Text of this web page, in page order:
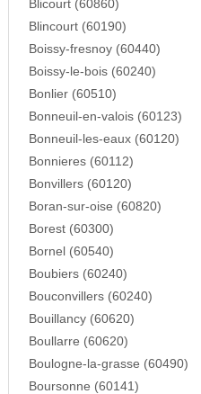
Blicourt (60860)
Blincourt (60190)
Boissy-fresnoy (60440)
Boissy-le-bois (60240)
Bonlier (60510)
Bonneuil-en-valois (60123)
Bonneuil-les-eaux (60120)
Bonnieres (60112)
Bonvillers (60120)
Boran-sur-oise (60820)
Borest (60300)
Bornel (60540)
Boubiers (60240)
Bouconvillers (60240)
Bouillancy (60620)
Boullarre (60620)
Boulogne-la-grasse (60490)
Boursonne (60141)